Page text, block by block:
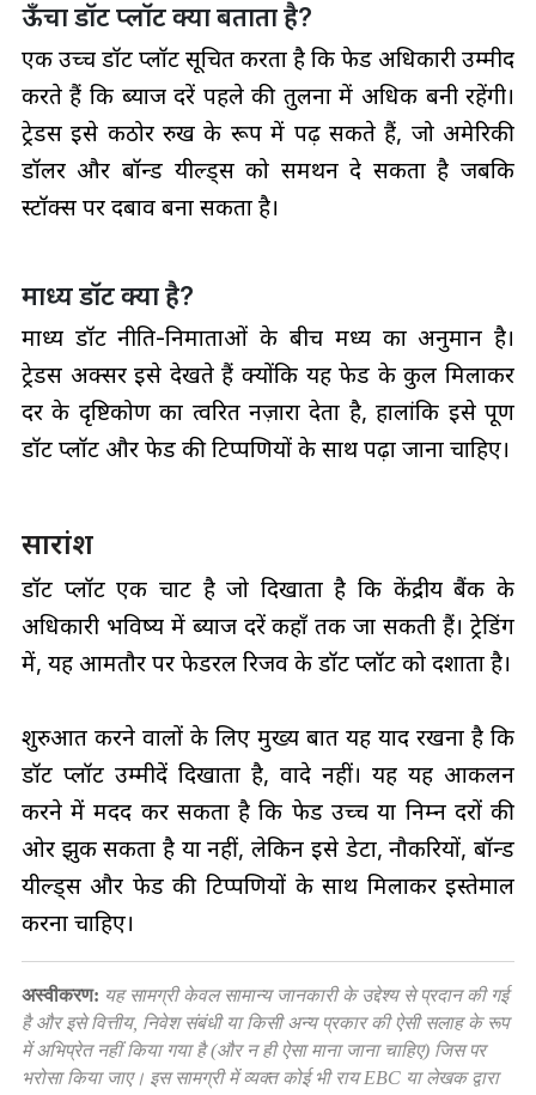
ऊँचा डॉट प्लॉट क्या बताता है?
एक उच्च डॉट प्लॉट सूचित करता है कि फेड अधिकारी उम्मीद
करते हैं कि ब्याज दरें पहले की तुलना में अधिक बनी रहेंगी।
ट्रेडर्स इसे कठोर रुख के रूप में पढ़ सकते हैं, जो अमेरिकी
डॉलर और बॉन्ड यील्ड्स को समर्थन दे सकता है जबकि
स्टॉक्स पर दबाव बना सकता है।
माध्य डॉट क्या है?
माध्य डॉट नीति-निर्माताओं के बीच मध्य का अनुमान है।
ट्रेडर्स अक्सर इसे देखते हैं क्योंकि यह फेड के कुल मिलाकर
दर के दृष्टिकोण का त्वरित नज़ारा देता है, हालांकि इसे पूर्ण
डॉट प्लॉट और फेड की टिप्पणियों के साथ पढ़ा जाना चाहिए।
सारांश
डॉट प्लॉट एक चार्ट है जो दिखाता है कि केंद्रीय बैंक के
अधिकारी भविष्य में ब्याज दरें कहाँ तक जा सकती हैं। ट्रेडिंग
में, यह आमतौर पर फेडरल रिजर्व के डॉट प्लॉट को दर्शाता है।
शुरुआत करने वालों के लिए मुख्य बात यह याद रखना है कि
डॉट प्लॉट उम्मीदें दिखाता है, वादे नहीं। यह यह आकलन
करने में मदद कर सकता है कि फेड उच्च या निम्न दरों की
ओर झुक सकता है या नहीं, लेकिन इसे डेटा, नौकरियों, बॉन्ड
यील्ड्स और फेड की टिप्पणियों के साथ मिलाकर इस्तेमाल
करना चाहिए।
अस्वीकरण: यह सामग्री केवल सामान्य जानकारी के उद्देश्य से प्रदान की गई
है और इसे वित्तीय, निवेश संबंधी या किसी अन्य प्रकार की ऐसी सलाह के रूप
में अभिप्रेत नहीं किया गया है (और न ही ऐसा माना जाना चाहिए) जिस पर
भरोसा किया जाए। इस सामग्री में व्यक्त कोई भी राय EBC या लेखक द्वारा